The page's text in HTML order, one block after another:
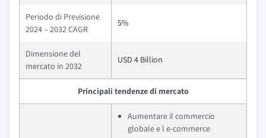
Periodo di Previsione
2024 – 2032 CAGR
5%
Dimensione del
mercato in 2032
USD 4 Billion
Principali tendenze di mercato
Aumentare il commercio
globale e l e-commerce